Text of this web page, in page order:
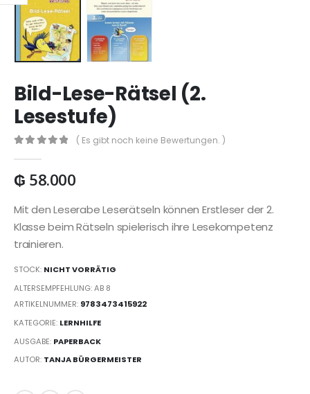
Bild-Lese-Rätsel (2.
Lesestufe)
( Es gibt noch keine Bewertungen. )
₲ 58.000
Mit den Leserabe Leserätseln können Erstleser der 2.
Klasse beim Rätseln spielerisch ihre Lesekompetenz
trainieren.
STOCK: NICHT VORRÄTIG
ALTERSEMPFEHLUNG: AB 8
ARTIKELNUMMER: 9783473415922
KATEGORIE: LERNHILFE
AUSGABE: PAPERBACK
AUTOR: TANJA BÜRGERMEISTER